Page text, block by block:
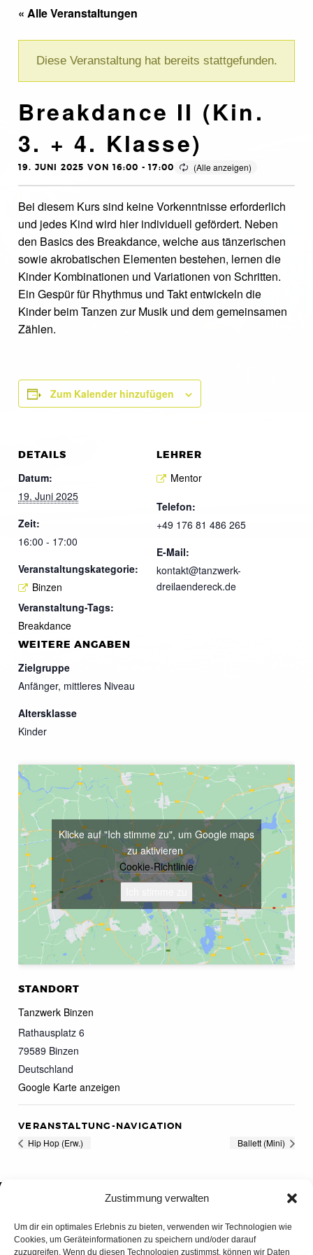
Zustimmung verwalten
Um dir ein optimales Erlebnis zu bieten, verwenden wir Technologien wie
Cookies, um Geräteinformationen zu speichern und/oder darauf
zuzugreifen. Wenn du diesen Technologien zustimmst, können wir Daten
« Alle Veranstaltungen
Diese Veranstaltung hat bereits stattgefunden.
Breakdance II (Kin.
3. + 4. Klasse)
19. JUNI 2025 VON 16:00 -17:00
Bei diesem Kurs sind keine Vorkenntnisse erforderlich
und jedes Kind wird hier individuell gefördert. Neben
den Basics des Breakdance, welche aus tänzerischen
sowie akrobatischen Elementen bestehen, lernen die
Kinder Kombinationen und Variationen von Schritten.
Ein Gespür für Rhythmus und Takt entwickeln die
Kinder beim Tanzen zur Musik und dem gemeinsamen
Zählen.
Zum Kalender hinzufügen
DETAILS
Datum:
19. Juni 2025
Zeit:
16:00 - 17:00
Veranstaltungskategorie:
Binzen
Veranstaltung-Tags:
Breakdance
LEHRER
Mentor
Telefon:
+49 176 81 486 265
E-Mail:
kontakt@tanzwerk-
dreilaendereck.de
WEITERE ANGABEN
Zielgruppe
Anfänger, mittleres Niveau
Altersklasse
Kinder
STANDORT
Tanzwerk Binzen
Rathausplatz 6
79589 Binzen
Deutschland
Google Karte anzeigen
Klicke auf "Ich stimme zu", um Google maps
zu aktivieren
Cookie-Richtlinie
VERANSTALTUNG-NAVIGATION
Hip Hop (Erw.) Ballett (Mini)